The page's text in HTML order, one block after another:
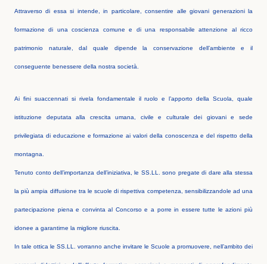
Attraverso di essa si intende, in particolare, consentire alle giovani generazioni la
formazione di una coscienza comune e di una responsabile attenzione al ricco
patrimonio naturale, dal quale dipende la conservazione dell’ambiente e il
conseguente benessere della nostra società.
Ai fini suaccennati si rivela fondamentale il ruolo e l’apporto della Scuola, quale
istituzione deputata alla crescita umana, civile e culturale dei giovani e sede
privilegiata di educazione e formazione ai valori della conoscenza e del rispetto della
montagna.
Tenuto conto dell’importanza dell’iniziativa, le SS.LL. sono pregate di dare alla stessa
la più ampia diffusione tra le scuole di rispettiva competenza, sensibilizzandole ad una
partecipazione piena e convinta al Concorso e a porre in essere tutte le azioni più
idonee a garantirne la migliore riuscita.
In tale ottica le SS.LL. vorranno anche invitare le Scuole a promuovere, nell’ambito dei